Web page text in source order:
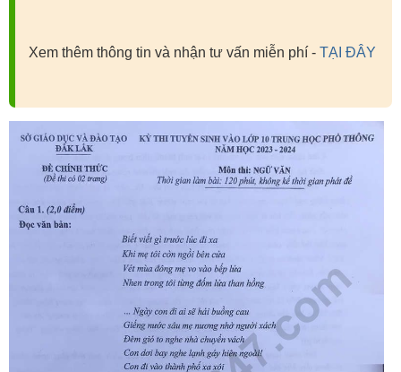
Xem thêm thông tin và nhận tư vấn miễn phí - TẠI ĐÂY